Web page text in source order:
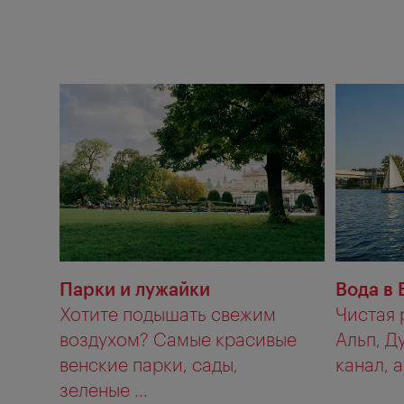
Парки и лужайки
Хотите подышать свежим
воздухом? Самые красивые
венские парки, сады,
зеленые ...
Вода в
Чистая
Альп,
канал,